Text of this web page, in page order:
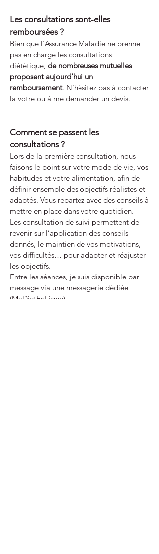
Les consultations sont-elles
remboursées ?
Bien que l'Assurance Maladie ne prenne
pas en charge les consultations
diététique, de nombreuses mutuelles
proposent aujourd'hui un
remboursement. N'hésitez pas à contacter
la votre ou à me demander un devis.
Comment se passent les
consultations ?
Lors de la première consultation, nous
faisons le point sur votre mode de vie, vos
habitudes et votre alimentation, afin de
définir ensemble des objectifs réalistes et
adaptés. Vous repartez avec des conseils à
mettre en place dans votre quotidien.
Les consultation de suivi permettent de
revenir sur l’application des conseils
donnés, le maintien de vos motivations,
vos difficultés… pour adapter et réajuster
les objectifs.
Entre les séances, je suis disponible par
message via une messagerie dédiée
(MaDietEnLigne).